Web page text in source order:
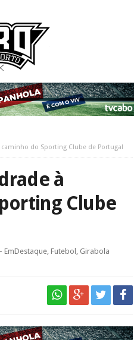
do Sporting Clube de Portugal
à
Clube
- EmDestaque,Futebol , Girabola